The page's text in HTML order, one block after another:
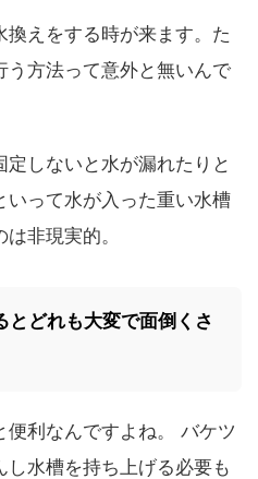
えをする時が来ます。 た
う方法って意外と無いんで
しないと水が漏れたりと
って水が入った重い水槽
非現実的。
と どれも大変で面倒くさ
便利なんですよね。 バケツ
水槽を持ち上げる必要も